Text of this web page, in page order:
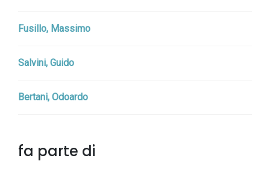
Fusillo, Massimo
Salvini, Guido
Bertani, Odoardo
fa parte di